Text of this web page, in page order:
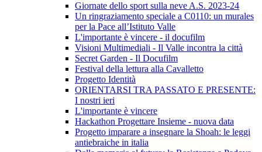
Giornate dello sport sulla neve A.S. 2023-24
Un ringraziamento speciale a C0110: un murales
per la Pace all’Istituto Valle
L'importante è vincere - il docufilm
Visioni Multimediali - Il Valle incontra la città
Secret Garden - Il Docufilm
Festival della lettura alla Cavalletto
Progetto Identità
ORIENTARSI TRA PASSATO E PRESENTE:
I nostri ieri
L'importante è vincere
Hackathon Progettare Insieme - nuova data
Progetto imparare a insegnare la Shoah: le leggi
antiebraiche in italia